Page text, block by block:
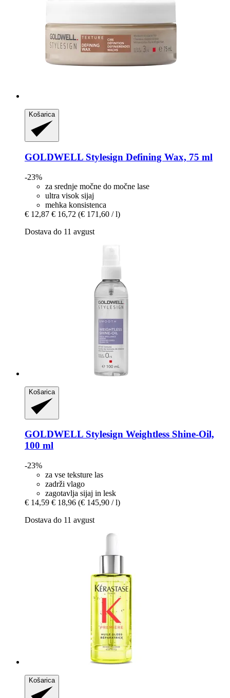
Košarica
GOLDWELL Stylesign Defining Wax, 75 ml
-23%
za srednje močne do močne lase
ultra visok sijaj
mehka konsistenca
€ 12,87 € 16,72 (€ 171,60 / l)
Dostava do 11 avgust
Košarica
GOLDWELL Stylesign Weightless Shine-​Oil,
100 ml
-23%
za vse teksture las
zadrži vlago
zagotavlja sijaj in lesk
€ 14,59 € 18,96 (€ 145,90 / l)
Dostava do 11 avgust
Košarica